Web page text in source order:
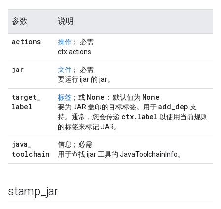
参数 说明
actions 操作 ； 必需
ctx.actions
jar 文件 ； 必需
要运行 ijar 的 jar。
target_
label
标签 ；或 None ； 默认值为 None
要为 JAR 盖印的目标标签。用于add_dep 支
持。通常，您会传递 ctx. label 以使用当前规则
的标签来标记 JAR。
java_
toolchain
信息；必需
用于查找 ijar 工具的 JavaToolchainInfo。
stamp jar